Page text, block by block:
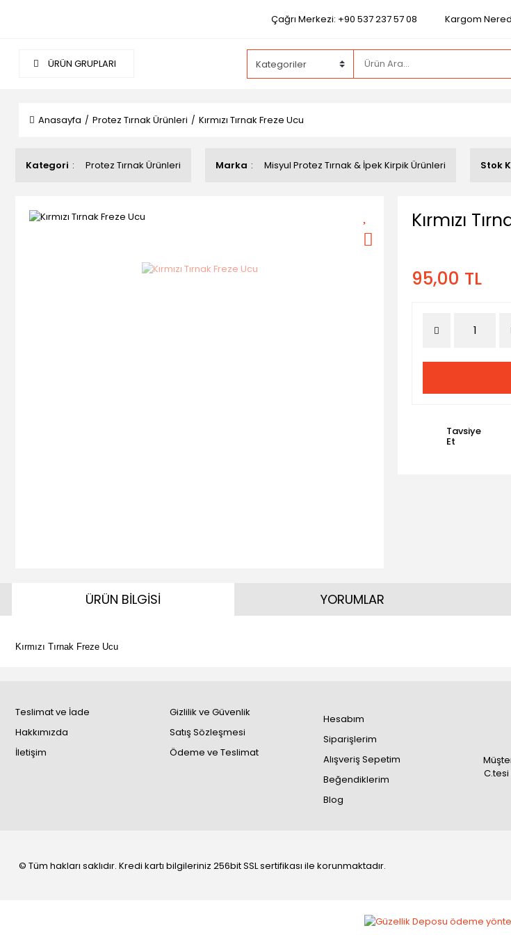
Çağrı Merkezi: +90 537 237 57 08 Kargom
ÜRÜN GRUPLARI
Anasayfa Protez Tırnak Ürünleri Kırmızı Tırnak Freze Ucu
Kategori Protez Tırnak Ürünleri Marka Misyul Protez Tırnak & İpek Kirpik Ürünleri Stok
Kırmızı
95,00 TL
Tavsiye
Et
ÜRÜN BİLGİSİ
Kırmızı Tırnak Freze Ucu
YORUMLAR
Teslimat ve İade
Hakkımızda
İletişim
Gizlilik ve Güvenlik
Satış Sözleşmesi
Ödeme ve Teslimat
Hesabım
Siparişlerim
Alışveriş Sepetim
Beğendiklerim
Blog
© Tüm hakları saklıdır. Kredi kartı bilgileriniz 256bit SSL sertifikası ile korunmaktadır.